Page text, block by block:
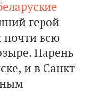
герой
почти всю
Парень
и в Санкт-